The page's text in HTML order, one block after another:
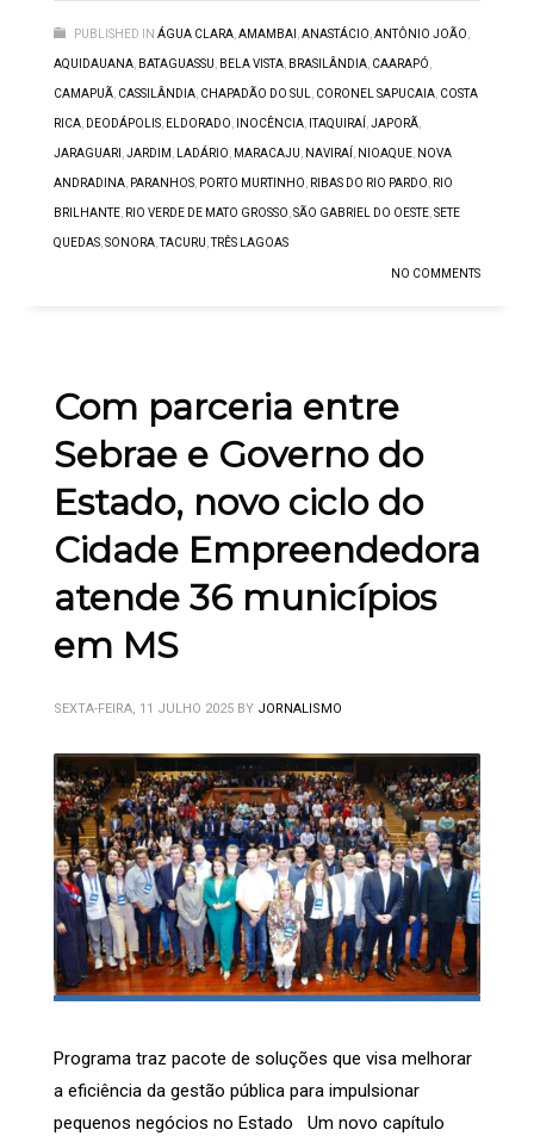
PUBLISHED IN ÁGUA CLARA,AMAMBAI ,ANASTÁCIO,ANTÔNIO JOÃO,
AQUIDAUANA, BATAGUASSU, BELA VISTA, BRASILÂNDIA, CAARAPÓ,
CAMAPUÃ, CASSILÂNDIA, CHAPADÃO DO SUL, CORONEL SAPUCAIA, COSTA
RICA, DEODÁPOLIS, ELDORADO, INOCÊNCIA, ITAQUIRAÍ ,JAPORÃ,
JARAGUARI ,JARDIM , LADÁRIO, MARACAJU, NAVIRAÍ , NIOAQUE, NOVA
ANDRADINA, PARANHOS, PORTO MURTINHO, RIBAS DO RIO PARDO, RIO
BRILHANTE, RIO VERDE DE MATO GROSSO,SÃO GABRIEL DO OESTE,SETE
QUEDAS,SONORA, TACURU, TRÊS LAGOAS
NO COMMENTS
Com parceria entre
Sebrae e Governo do
Estado, novo ciclo do
Cidade Empreendedora
atende 36 municípios
em MS
SEXTA-FEIRA, 11 JULHO 2025 BY JORNALISMO
Programa traz pacote de soluções que visa melhorar
a eficiência da gestão pública para impulsionar
pequenos negócios no Estado Um novo capítulo